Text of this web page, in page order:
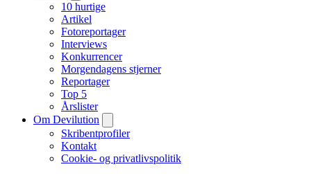
10 hurtige
Artikel
Fotoreportager
Interviews
Konkurrencer
Morgendagens stjerner
Reportager
Top 5
Årslister
Om Devilution
Skribentprofiler
Kontakt
Cookie- og privatlivspolitik